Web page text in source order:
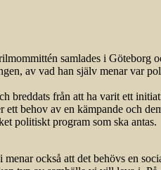
samlades i Göteborg
av vad han själv menar var
breddats från att ha varit ett
behov av en kämpande och
politiskt program som ska antas.
också att det behövs en